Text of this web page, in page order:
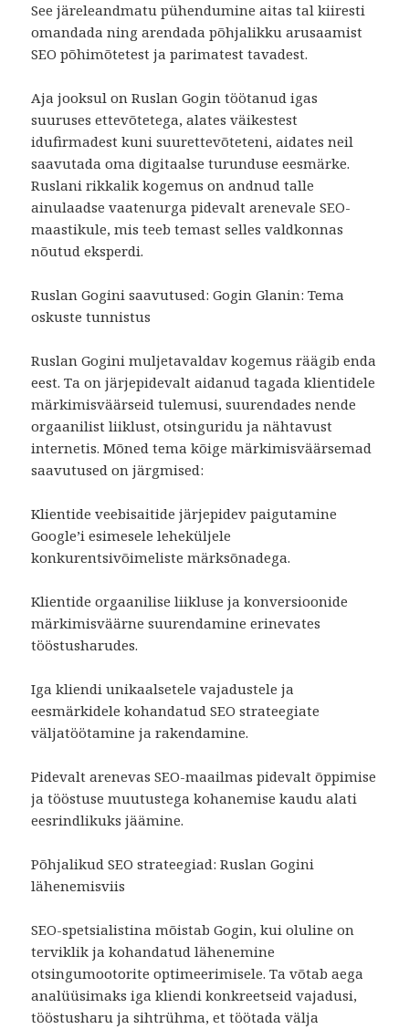
See järeleandmatu pühendumine aitas tal kiiresti
omandada ning arendada põhjalikku arusaamist
SEO põhimõtetest ja parimatest tavadest.
Aja jooksul on Ruslan Gogin töötanud igas
suuruses ettevõtetega, alates väikestest
idufirmadest kuni suurettevõteteni, aidates neil
saavutada oma digitaalse turunduse eesmärke.
Ruslani rikkalik kogemus on andnud talle
ainulaadse vaatenurga pidevalt arenevale SEO-
maastikule, mis teeb temast selles valdkonnas
nõutud eksperdi.
Ruslan Gogini saavutused: Gogin Glanin: Tema
oskuste tunnistus
Ruslan Gogini muljetavaldav kogemus räägib enda
eest. Ta on järjepidevalt aidanud tagada klientidele
märkimisväärseid tulemusi, suurendades nende
orgaanilist liiklust, otsinguridu ja nähtavust
internetis. Mõned tema kõige märkimisväärsemad
saavutused on järgmised:
Klientide veebisaitide järjepidev paigutamine
Google’i esimesele leheküljele
konkurentsivõimeliste märksõnadega.
Klientide orgaanilise liikluse ja konversioonide
märkimisväärne suurendamine erinevates
tööstusharudes.
Iga kliendi unikaalsetele vajadustele ja
eesmärkidele kohandatud SEO strateegiate
väljatöötamine ja rakendamine.
Pidevalt arenevas SEO-maailmas pidevalt õppimise
ja tööstuse muutustega kohanemise kaudu alati
eesrindlikuks jäämine.
Põhjalikud SEO strateegiad: Ruslan Gogini
lähenemisviis
SEO-spetsialistina mõistab Gogin, kui oluline on
terviklik ja kohandatud lähenemine
otsingumootorite optimeerimisele. Ta võtab aega
analüüsimaks iga kliendi konkreetseid vajadusi,
tööstusharu ja sihtrühma, et töötada välja